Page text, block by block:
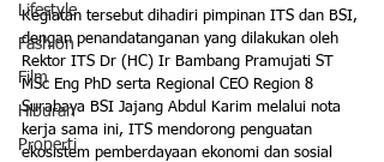
Lifestyle
Fashion
Film
Hiburan
Properti
Kegiatan tersebut dihadiri pimpinan ITS dan BSI,
dengan penandatanganan yang dilakukan oleh
Rektor ITS Dr (HC) Ir Bambang Pramujati ST
MSc Eng PhD serta Regional CEO Region 8
Surabaya BSI Jajang Abdul Karim melalui nota
kerja sama ini, ITS mendorong penguatan
ekosistem pemberdayaan ekonomi dan sosial